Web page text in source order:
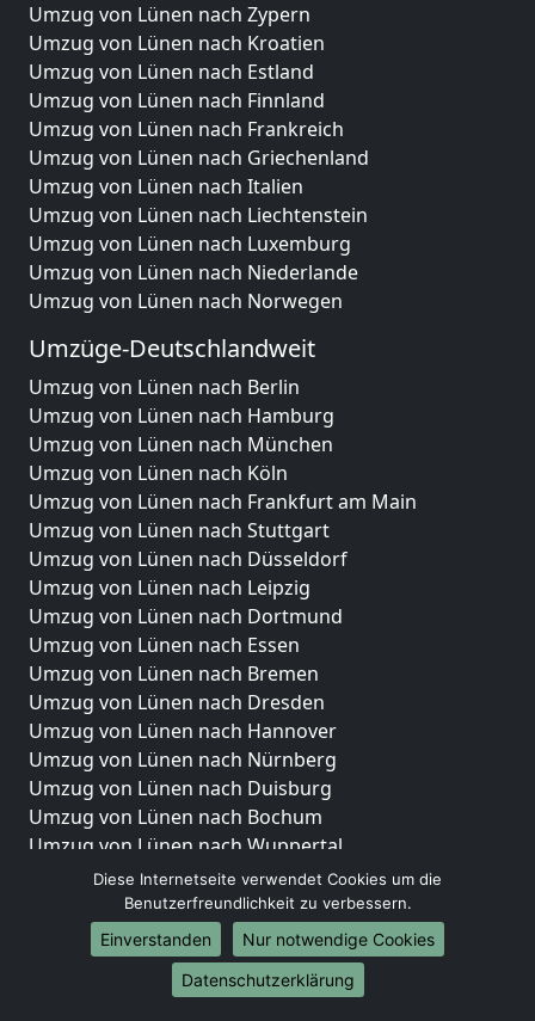
Umzug von Lünen nach Zypern
Umzug von Lünen nach Kroatien
Umzug von Lünen nach Estland
Umzug von Lünen nach Finnland
Umzug von Lünen nach Frankreich
Umzug von Lünen nach Griechenland
Umzug von Lünen nach Italien
Umzug von Lünen nach Liechtenstein
Umzug von Lünen nach Luxemburg
Umzug von Lünen nach Niederlande
Umzug von Lünen nach Norwegen
Umzüge-Deutschlandweit
Umzug von Lünen nach Berlin
Umzug von Lünen nach Hamburg
Umzug von Lünen nach München
Umzug von Lünen nach Köln
Umzug von Lünen nach Frankfurt am Main
Umzug von Lünen nach Stuttgart
Umzug von Lünen nach Düsseldorf
Umzug von Lünen nach Leipzig
Umzug von Lünen nach Dortmund
Umzug von Lünen nach Essen
Umzug von Lünen nach Bremen
Umzug von Lünen nach Dresden
Umzug von Lünen nach Hannover
Umzug von Lünen nach Nürnberg
Umzug von Lünen nach Duisburg
Umzug von Lünen nach Bochum
Umzug von Lünen nach Wuppertal
Umzug von Lünen nach Bielefeld
Umzug von Lünen nach Bonn
Umzug von Lünen nach Münster
Internationale-Umzüge
Diese Internetseite verwendet Cookies um die
Benutzerfreundlichkeit zu verbessern.
Einverstanden
Nur notwendige Cookies
Datenschutzerklärung